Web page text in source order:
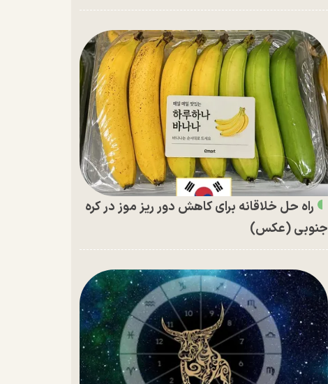
راه حل خلاقانه برای کاهش دور ریز موز در کره
جنوبی (عکس)